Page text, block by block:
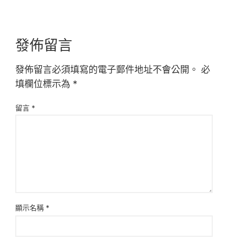
發佈留言
發佈留言必須填寫的電子郵件地址不會公開。 必
填欄位標示為 *
留言 *
顯示名稱 *